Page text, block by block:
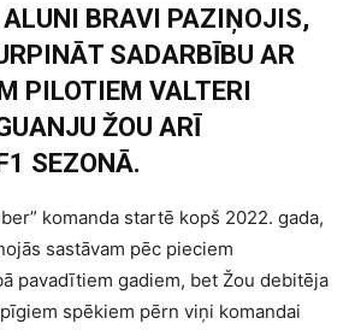
BRAVI PAZIŅOJIS,
SADARBĪBU AR
PILOTIEM VALTERI
ŽOU ARĪ
SEZONĀ.
komanda startē kopš 2022. gada,
sastāvam pēc pieciem
pavadītiem gadiem, bet Žou debitēja
spēkiem pērn viņi komandai